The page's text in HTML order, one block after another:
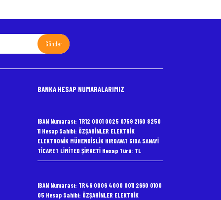
Gönder
BANKA HESAP NUMARALARIMIZ
IBAN Numarası: TR12 0001 0025 0759 2160 8250
11 Hesap Sahibi: ÖZŞAHİNLER ELEKTRİK
ELEKTRONİK MÜHENDİSLİK HIRDAVAT GIDA SANAYİ
TİCARET LİMİTED ŞİRKETİ Hesap Türü: TL
IBAN Numarası: TR46 0006 4000 0011 2660 0100
05 Hesap Sahibi: ÖZŞAHİNLER ELEKTRİK